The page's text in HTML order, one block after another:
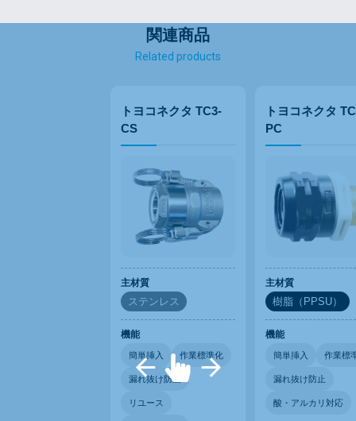
関連商品
Related products
トヨコネクタ TC3-
CS
主材質
ステンレス
機能
簡単挿入 作業標準化
漏れ抜け防止
リユース
トヨコネクタ
PC
主材質
樹脂（PPSU）
機能
簡単挿入 作業標
漏れ抜け防止
酸・アルカリ対応